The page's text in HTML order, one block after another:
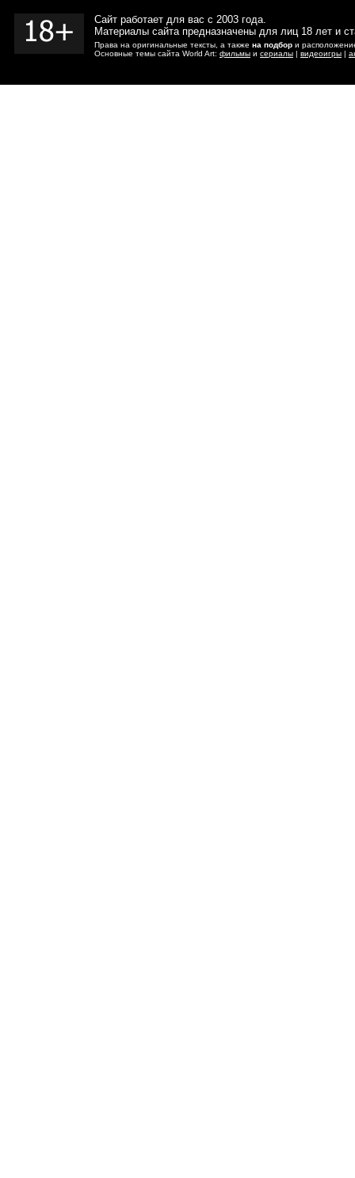
Сайт работает для вас с 2003 года.
Материалы сайта предназначены для лиц 18 лет и
Права на оригинальные тексты, а также на подбор и
Основные темы сайта World Art: фильмы и сериалы | видеоигры |